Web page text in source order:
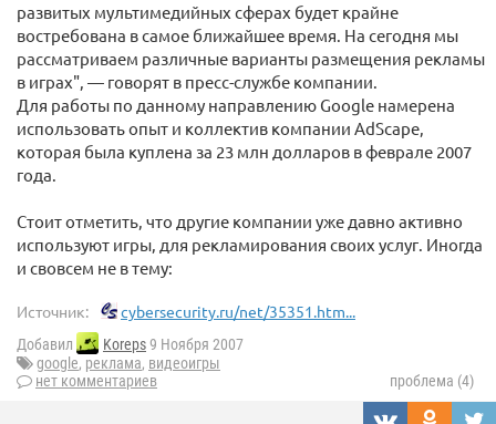
развитых мультимедийных сферах будет крайне
востребована в самое ближайшее время. На сегодня мы
рассматриваем различные варианты размещения рекламы
в играх", — говорят в пресс-службе компании.
Для работы по данному направлению Google намерена
использовать опыт и коллектив компании AdScape,
которая была куплена за 23 млн долларов в феврале 2007
года.
Стоит отметить, что другие компании уже давно активно
используют игры, для рекламирования своих услуг. Иногда
и свовсем не в тему:
Источник: cybersecurity.ru/net/35351.htm...
Добавил Koreps9 Ноября 2007
google, реклама, видеоигры
нет комментариев
проблема (4)